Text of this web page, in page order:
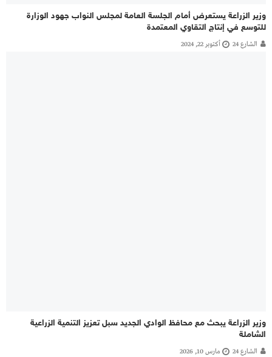
وزير الزراعة يستعرض أمام الجلسة العامة لمجلس النواب جهود الوزارة
للتوسع في إنتاج التقاوي المعتمدة
الشارع 24 أكتوبر 22, 2024
وزير الزراعة يبحث مع محافظ الوادي الجديد سبل تعزيز التنمية الزراعية
الشاملة
الشارع 24 مارس 10, 2026